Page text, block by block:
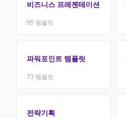
비즈니스 프레젠테이션
95 템플릿
파워포인트 템플릿
73 템플릿
전략기획